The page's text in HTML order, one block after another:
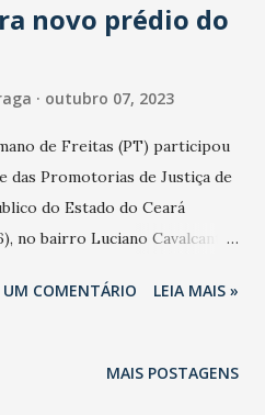
novo prédio do
outubro 07, 2023
de Freitas (PT) participou
das Promotorias de Justiça de
do Estado do Ceará
no bairro Luciano Cavalcante,
Justiça, como o Fórum Clóvis
UM COMENTÁRIO LEIA MAIS »
MAIS POSTAGENS